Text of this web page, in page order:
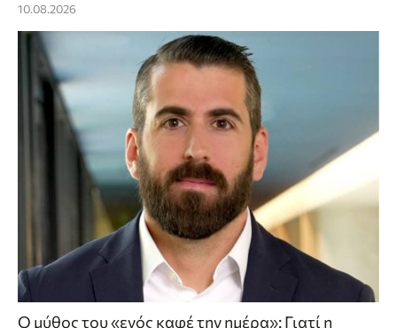
10.08.2026
Ο μύθος του «ενός καφέ την ημέρα»: Γιατί η